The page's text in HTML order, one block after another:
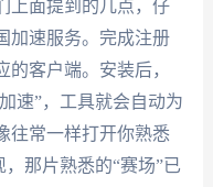
上面提到的几点，仔
加速服务。完成注册
客户端。安装后，
速”，工具就会自动为
往常一样打开你熟悉
那片熟悉的“赛场”已